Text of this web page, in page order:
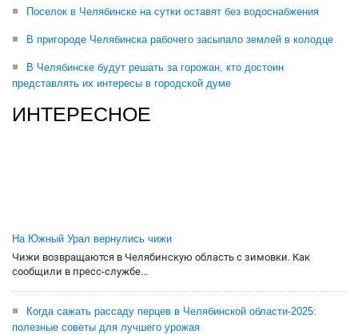
Поселок в Челябинске на сутки оставят без водоснабжения
В пригороде Челябинска рабочего засыпало землей в колодце
В Челябинске будут решать за горожан, кто достоин
представлять их интересы в городской думе
ИНТЕРЕСНОЕ
На Южный Урал вернулись чижи
Чижи возвращаются в Челябинскую область с зимовки. Как
сообщили в пресс-службе...
Когда сажать рассаду перцев в Челябинской области-2025:
полезные советы для лучшего урожая